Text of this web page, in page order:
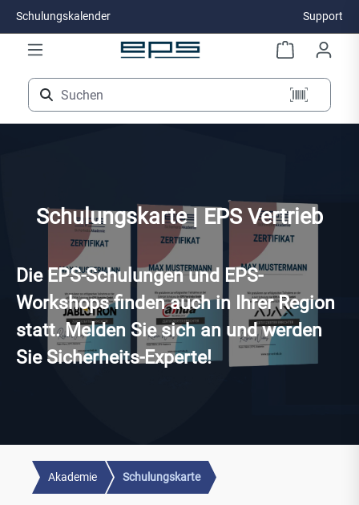
Zum Hauptinhalt springen
Schulungskalender Support
Schulungskarte | EPS Vertrieb
Die EPS-Schulungen und EPS-
Workshops finden auch in Ihrer Region
statt. Melden Sie sich an und werden
Sie Sicherheits-Experte!
Akademie Schulungskarte